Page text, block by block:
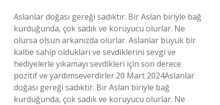
Aslanlar doğası gereği sadıktır. Bir Aslan biriyle bağ
kurduğunda, çok sadık ve koruyucu olurlar. Ne
olursa olsun arkanızda olurlar. Aslanlar büyük bir
kalbe sahip oldukları ve sevdiklerini sevgi ve
hediyelerle yıkamayı sevdikleri için son derece
pozitif ve yardımseverdirler.20 Mart 2024Aslanlar
doğası gereği sadıktır. Bir Aslan biriyle bağ
kurduğunda, çok sadık ve koruyucu olurlar. Ne